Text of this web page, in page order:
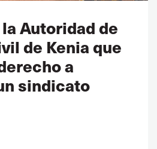
Autoridad de
de Kenia que
a
sindicato